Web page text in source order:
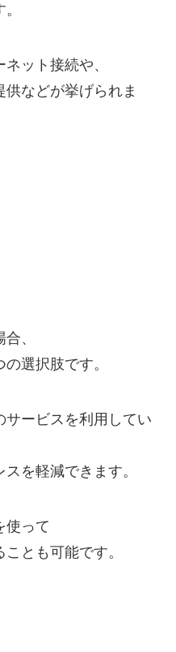
ット接続や、
などが挙げられま
、
選択肢です。
サービスを利用してい
を軽減できます。
使って
とも可能です。